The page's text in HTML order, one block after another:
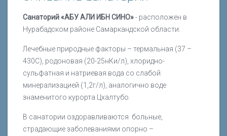
Санаторий «АБУ АЛИ ИБН СИНО»- расположен в
Нурабадском районе Самаркандской области.
Лечебные природные факторы – термальная (37 –
430С), родоновая (20-25нКи/л), хлоридно-
сульфатная и натриевая вода со слабой
минерализацией (1,2г/л), аналогично воде
знаменитого курорта Цхалтубо.
В санатории оздоравливаются больные,
страдающие заболеваниями опорно –